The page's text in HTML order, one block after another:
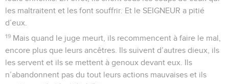
les maltraitent et les font souffrir. Et le SEIGNEUR a pitié
d’eux.
19 Mais quand le juge meurt, ils recommencent à faire le mal,
encore plus que leurs ancêtres. Ils suivent d’autres dieux, ils
les servent et ils se mettent à genoux devant eux. Ils
n’abandonnent pas du tout leurs actions mauvaises et ils